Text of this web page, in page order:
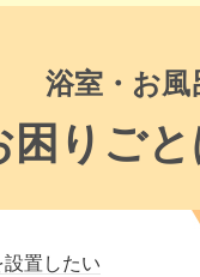
浴室・お風
困りご
置したい